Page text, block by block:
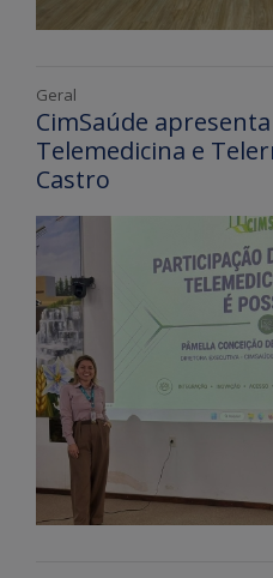
Geral
CimSaúde
Telemedicina e
Castro